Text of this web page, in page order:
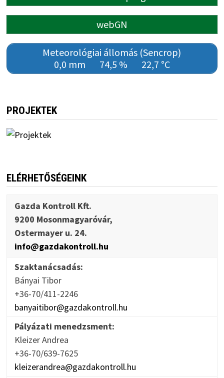
webGN
Meteorológiai állomás (Sencrop)
0,0 mm
74,5 % 22,7 °C
PROJEKTEK
ELÉRHETŐSÉGEINK
Gazda Kontroll Kft.
9200 Mosonmagyaróvár,
Ostermayer u. 24.
info@gazdakontroll.hu
Szaktanácsadás:
Bányai Tibor
+36-70/411-2246
banyaitibor@gazdakontroll.hu
Pályázati menedzsment:
Kleizer Andrea
+36-70/639-7625
kleizerandrea@gazdakontroll.hu